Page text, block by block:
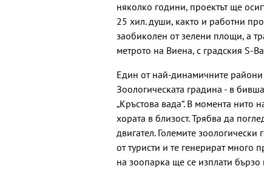
няколко години, проектът ще
25 хил. души, както и работни
заобиколен от зелени площи, а
метрото на Виена, с градския S-
Един от най-динамичните
Зоологическата градина - в
„Кръстова вада“. В момента нито
хората в близост. Трябва да
двигател. Големите
от туристи и те генерират много
на зоопарка ще се изплати